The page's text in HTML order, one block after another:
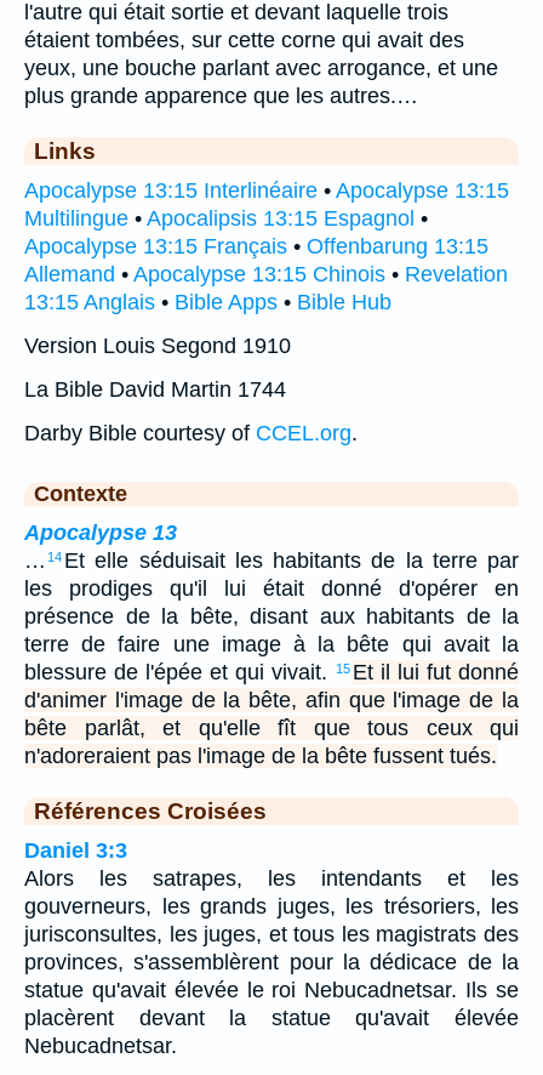
l'autre qui était sortie et devant laquelle trois
étaient tombées, sur cette corne qui avait des
yeux, une bouche parlant avec arrogance, et une
plus grande apparence que les autres.…
Links
Apocalypse 13:15 Interlinéaire • Apocalypse 13:15
Multilingue • Apocalipsis 13:15 Espagnol •
Apocalypse 13:15 Français • Offenbarung 13:15
Allemand • Apocalypse 13:15 Chinois • Revelation
13:15 Anglais • Bible Apps • Bible Hub
Version Louis Segond 1910
La Bible David Martin 1744
Darby Bible courtesy of CCEL.org.
Contexte
Apocalypse 13
… 14 Et elle séduisait les habitants de la terre par
les prodiges qu'il lui était donné d'opérer en
présence de la bête, disant aux habitants de la
terre de faire une image à la bête qui avait la
blessure de l'épée et qui vivait.
15 Et il lui fut donné
d'animer l'image de la bête, afin que l'image de la
bête parlât, et qu'elle fît que tous ceux qui
n'adoreraient pas l'image de la bête fussent tués.
Références Croisées
Daniel 3:3
Alors les satrapes, les intendants et les
gouverneurs, les grands juges, les trésoriers, les
jurisconsultes, les juges, et tous les magistrats des
provinces, s'assemblèrent pour la dédicace de la
statue qu'avait élevée le roi Nebucadnetsar. Ils se
placèrent devant la statue qu'avait élevée
Nebucadnetsar.